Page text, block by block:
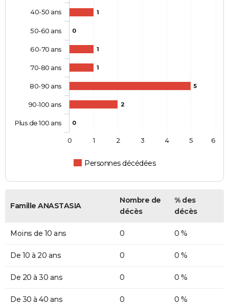
1
0
1
1
5
2
0
Personnes décédées
40-50 ans
50-60 ans
60-70 ans
70-80 ans
80-90 ans
90-100 ans
Plus de 100 ans
0 1 2 3 4 5 6
Famille ANASTASIA
Nombre de
décès
% des
décès
Moins de 10 ans 0 0 %
De 10 à 20 ans 0 0 %
De 20 à 30 ans 0 0 %
De 30 à 40 ans 0 0 %